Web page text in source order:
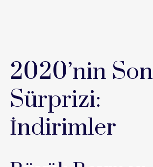
2020’nin Son
Sürprizi:
İndirimler